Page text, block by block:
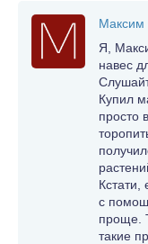
Максим
Я,
навес
Купил
просто
Кстати,
с
проще.
такие